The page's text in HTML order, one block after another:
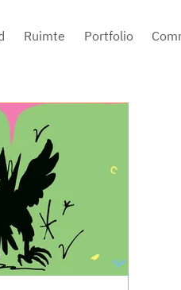
Ruimte Portfolio